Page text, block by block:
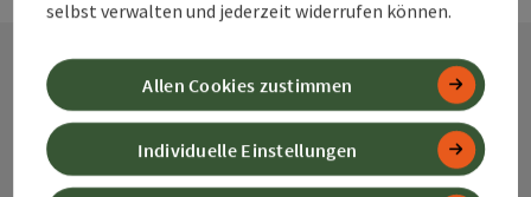
Kontakt
selbst verwalten und jederzeit widerrufen können.
Individuelle Einstellungen
Allen Cookies zustimmen